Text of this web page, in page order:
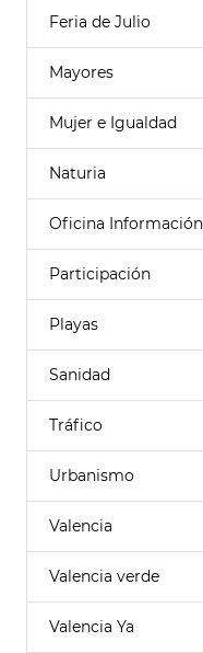
Feria de Julio
Mayores
Mujer e Igualdad
Naturia
Oficina
Participación
Playas
Sanidad
Tráfico
Urbanismo
Valencia
Valencia verde
Valencia Ya